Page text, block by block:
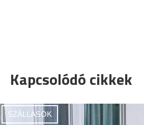
Kapcsolódó cikkek
SZÁLLÁSOK